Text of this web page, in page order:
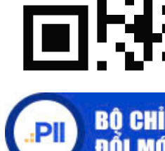
lực cho phát triển
2025 đạt 8% trở lên
Thuột, giải phóng tỉnh Đắk Lắk